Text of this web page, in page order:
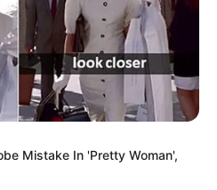
Mistake In 'Pretty Woman',